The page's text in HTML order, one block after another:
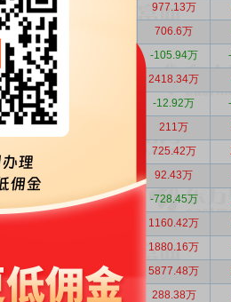
28.29万 977.13万
5662.17万 706.6万
85.93万 -105.94万
1620.73万 2418.34万
3865.7万 -12.92万
5294.12万 211万
725.42万
1108.56万 92.43万
0.916 -728.45万
7294.71万 1160.42万
1880.16万
1.168亿 4.183 5877.48万
303.57万 1.772 288.38万